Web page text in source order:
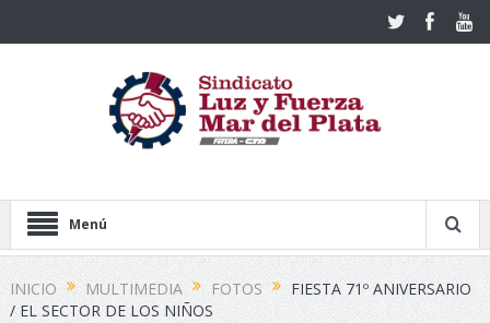
Menú
INICIO MULTIMEDIA FOTOS
FIESTA 71º ANIVERSARIO
/ EL SECTOR DE LOS NIÑOS